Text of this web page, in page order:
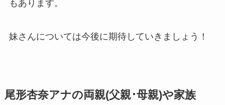
もあります。
妹さんについては今後に期待していきましょう！
尾形杏奈アナの両親(父親･母親)や家族